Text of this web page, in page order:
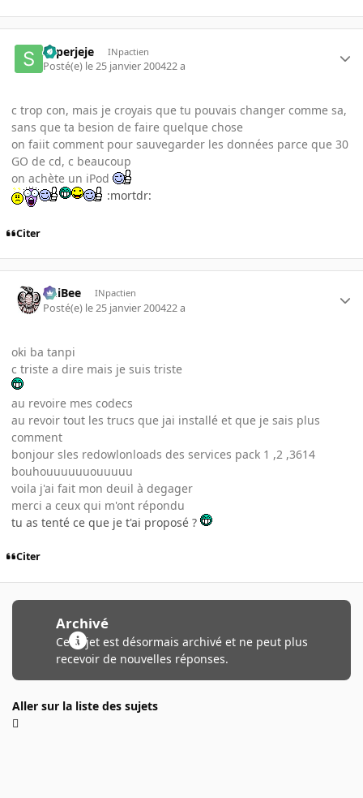
superjeje INpactien
Posté(e) le 25 janvier 200422 a
c trop con, mais je croyais que tu pouvais changer comme sa,
sans que ta besion de faire quelque chose
on faiit comment pour sauvegarder les données parce que 30
GO de cd, c beaucoup
on achète un iPod
:mortdr:
Citer
PhiBee INpactien
Posté(e) le 25 janvier 200422 a
oki ba tanpi
c triste a dire mais je suis triste
au revoire mes codecs
au revoir tout les trucs que jai installé et que je sais plus
comment
bonjour sles redowlonloads des services pack 1 ,2 ,3614
bouhouuuuuuouuuuu
voila j'ai fait mon deuil à degager
merci a ceux qui m'ont répondu
tu as tenté ce que je t'ai proposé ?
Citer
Archivé
Ce sujet est désormais archivé et ne peut plus
recevoir de nouvelles réponses.
Aller sur la liste des sujets